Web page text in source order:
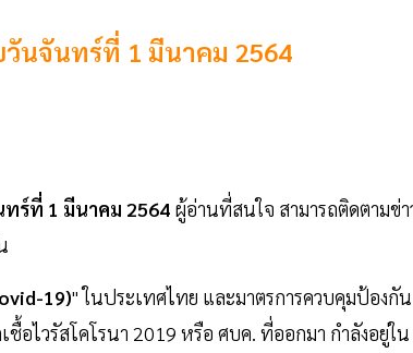
นจันทร์ที่ 1 มีนาคม 2564
ร์ที่ 1 มีนาคม 2564 ผู้อ่านที่สนใจ สามารถติดตามข่า
19)" ในประเทศไทย และมาตรการควบคุมป้องกัน
อไวรัสโคโรนา 2019 หรือ ศบค. ที่ออกมา กำลังอยู่ใน